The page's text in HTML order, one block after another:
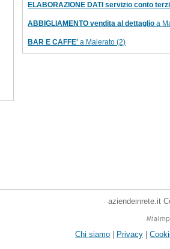
ELABORAZIONE DATI servizio conto terzi
ABBIGLIAMENTO vendita al dettaglio a
BAR E CAFFE' a Maierato (2)
aziendeinrete.it
Chi siamo | Privacy |